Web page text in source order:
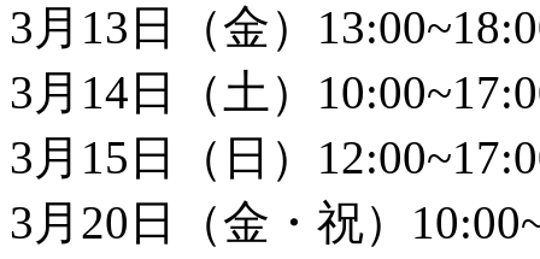
3月13日（金）
3月14日（土）
3月15日（日）
3月20日（金・祝）